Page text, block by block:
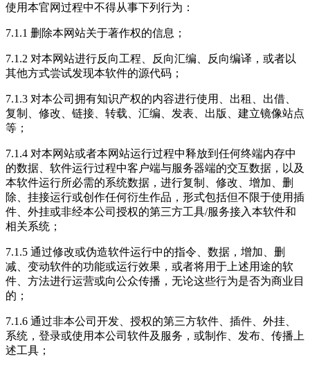
使用本官网过程中不得从事下列行为：
7.1.1 删除本网站关于著作权的信息；
7.1.2 对本网站进行反向工程、反向汇编、反向编译，或者以
其他方式尝试发现本软件的源代码；
7.1.3 对本公司拥有知识产权的内容进行使用、出租、出借、
复制、修改、链接、转载、汇编、发表、出版、建立镜像站点
等；
7.1.4 对本网站或者本网站运行过程中释放到任何终端内存中
的数据、软件运行过程中客户端与服务器端的交互数据，以及
本软件运行所必需的系统数据，进行复制、修改、增加、删
除、挂接运行或创作任何衍生作品，形式包括但不限于使用插
件、外挂或非经本公司授权的第三方工具/服务接入本软件和
相关系统；
7.1.5 通过修改或伪造软件运行中的指令、数据，增加、删
减、变动软件的功能或运行效果，或者将用于上述用途的软
件、方法进行运营或向公众传播，无论这些行为是否为商业目
的；
7.1.6 通过非本公司开发、授权的第三方软件、插件、外挂、
系统，登录或使用本公司软件及服务，或制作、发布、传播上
述工具；